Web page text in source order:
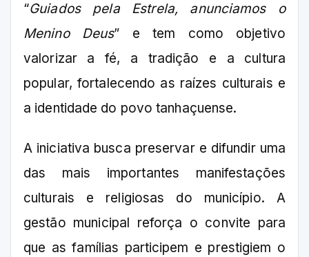
“Guiados pela Estrela, anunciamos o
Menino Deus” e tem como objetivo
valorizar a fé, a tradição e a cultura
popular, fortalecendo as raízes culturais e
a identidade do povo tanhaçuense.
A iniciativa busca preservar e difundir uma
das mais importantes manifestações
culturais e religiosas do município. A
gestão municipal reforça o convite para
que as famílias participem e prestigiem o